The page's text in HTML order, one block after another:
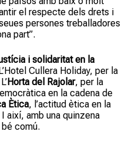
el respecte dels drets i
persones treballadores
part”.
i solidaritat en la
Cullera Holiday, per la
Horta del Rajolar, per la
en la cadena de
Ètica, l’actitud ètica en la
així, amb una quinzena
comú.